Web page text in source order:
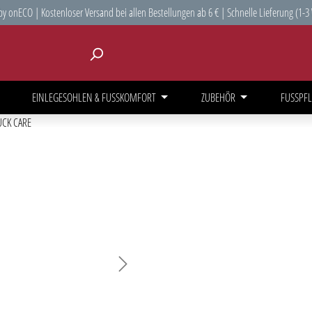
onECO | Kostenloser Versand bei allen Bestellungen ab 6 € | Schnelle Lieferung (1-
EINLEGESOHLEN & FUSSKOMFORT ZUBEHÖR